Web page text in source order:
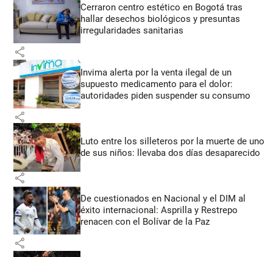
Cerraron centro estético en Bogotá tras
hallar desechos biológicos y presuntas
irregularidades sanitarias
share
Invima alerta por la venta ilegal de un
supuesto medicamento para el dolor:
autoridades piden suspender su consumo
share
Luto entre los silleteros por la muerte de uno
de sus niños: llevaba dos días desaparecido
share
De cuestionados en Nacional y el DIM al
éxito internacional: Asprilla y Restrepo
renacen con el Bolívar de la Paz
share